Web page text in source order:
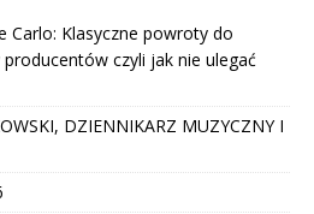
Carlo: Klasyczne powroty do
czyli jak nie ulegać
DZIENNIKARZ MUZYCZNY I